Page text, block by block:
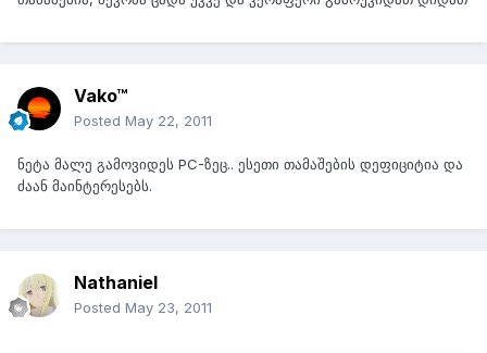
Vako™
Posted May 22, 2011
ნეტა მალე გამოვიდეს PC-ზეც.. ესეთი თამაშების დეფიციტია და
ძაან მაინტერესებს.
Nathaniel
Posted May 23, 2011